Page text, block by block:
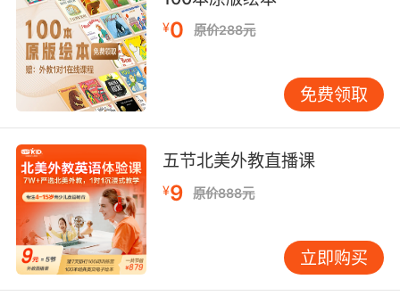
孩子总记不住“library”的拼写，他和妈妈编了：
“里(li)面有书(b)很多®啊(a)，读®书要安静(y)。”
这口诀因是自创，孩子记得特别牢。将口诀融入
日常生活。早晨叫孩子起床，可用时间介词口
诀：“at用在具体点，on用在某一天，in用在月季
年。”吃饭时，可玩“餐具单词口诀”：“fork叉子像
树枝，knife刀子很锋利，spoon勺子能舀汤。”制
作口诀卡片。将重要口诀写在卡片上，贴在书
桌、冰箱等孩子常看到的地方。每周重点攻克1-2
个，不求多，但求扎实掌握。 避免口诀使用的误
区 口诀虽有效，但家长需注意几个常见误区：切
勿为了口诀而口诀。口诀应是学习的“辅助工
具”，而非“额外负担”。应选择孩子真正易错的知
¥0 原价288元
免费领取
五节北美外教直播课
¥9 原价888元
立即购买